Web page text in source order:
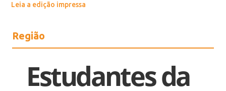
Leia a edição impressa
Região
Estudantes da